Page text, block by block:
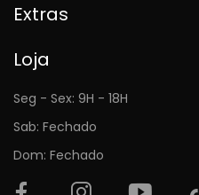
Extras
Loja
Seg - Sex: 9H - 18H
Sab: Fechado
Dom: Fechado